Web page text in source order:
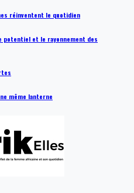
réinventent le quotidien
potentiel et le rayonnement des
même lanterne